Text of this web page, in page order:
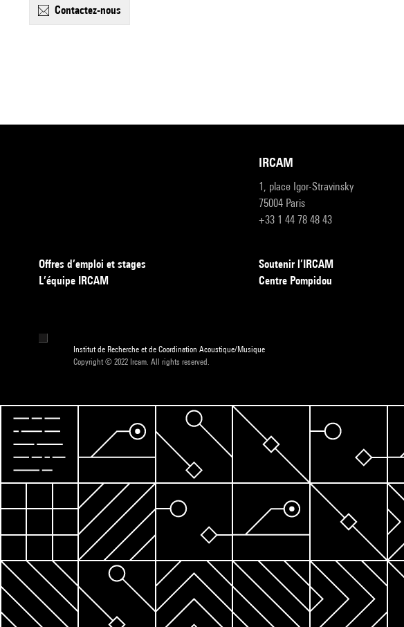
contactez-nous
IRCAM
1, place Igor-Stravinsky
75004 Paris
+33 1 44 78 48 43
Offres d’emploi et stages
L’équipe IRCAM
Soutenir l’IRCAM
Centre Pompidou
Institut de Recherche et de Coordination Acoustique/Musique
Copyright © 2022 Ircam. All rights reserved.